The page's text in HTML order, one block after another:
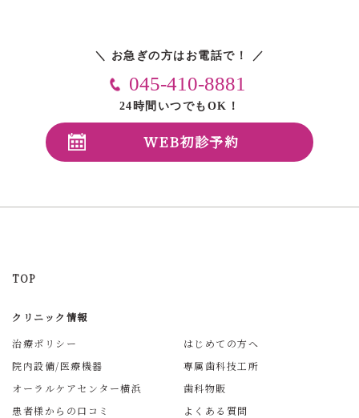
＼ お急ぎの方はお電話で！ ／
045-410-8881
24時間いつでもOK！
WEB初診予約
TOP
クリニック情報
治療ポリシー
はじめての方へ
院内設備/医療機器
専属歯科技工所
オーラルケアセンター横浜
歯科物販
患者様からの口コミ
よくある質問